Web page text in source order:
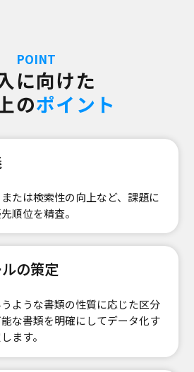
POINT
に向けた
のポイント
たは検索性の向上など、課題に
順位を精査。
の策定
ような書類の性質に応じた区分
な書類を明確にしてデータ化す
ます。